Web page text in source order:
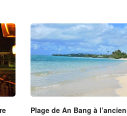
Plage de An Bang à